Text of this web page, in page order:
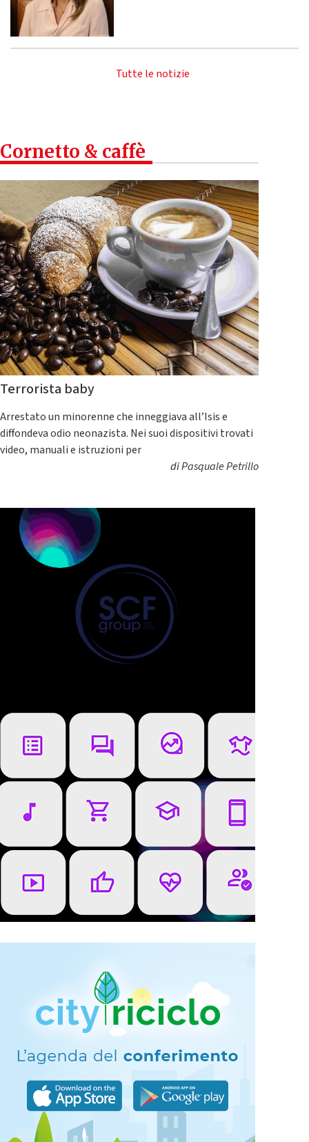
Tutte le notizie
Cornetto & caffè
Terrorista baby
Arrestato un minorenne che inneggiava all’Isis e
diffondeva odio neonazista. Nei suoi dispositivi trovati
video, manuali e istruzioni per
diPasquale Petrillo